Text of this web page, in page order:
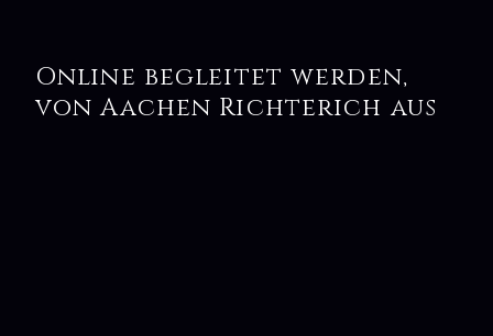
Online begleitet werden,
von Aachen Richterich aus